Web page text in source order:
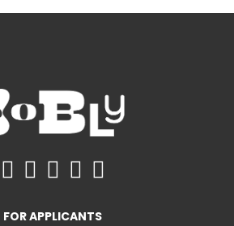
FOR APPLICANTS